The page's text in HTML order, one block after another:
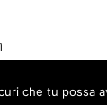
che tu possa